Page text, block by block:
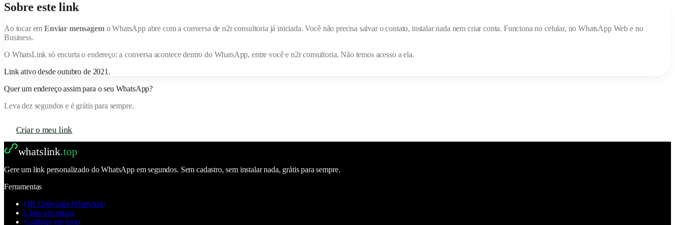
Sobre este link
Ao tocar emEnviar mensagem o WhatsApp abre com a conversa den2r consultoria já iniciada. Você não precisa salvar o contato, instalar nada nem criar conta. Funciona no celular, no WhatsApp Web e no
Business.
O WhatsLink só encurta o endereço: a conversa acontece dentro do WhatsApp, entre você e n2r consultoria. Não temos acesso a ela.
Link ativo desde outubro de 2021 .
Quer um endereço assim para o seu WhatsApp?
Leva dez segundos e é grátis para sempre.
Criar o meu link
whatslink.top
Gere um link personalizado do WhatsApp em segundos. Sem cadastro, sem instalar nada, grátis para sempre.
Ferramentas
QR Code para WhatsApp
Links em massa
Catálogo em texto